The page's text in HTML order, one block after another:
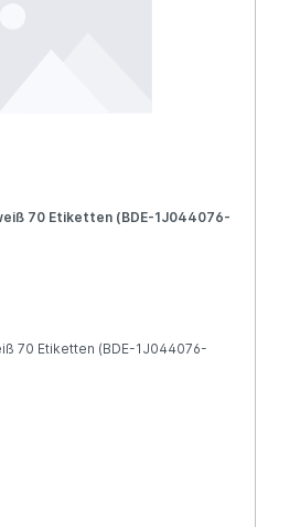
70 Etiketten (BDE-1J044076-
70 Etiketten (BDE-1J044076-